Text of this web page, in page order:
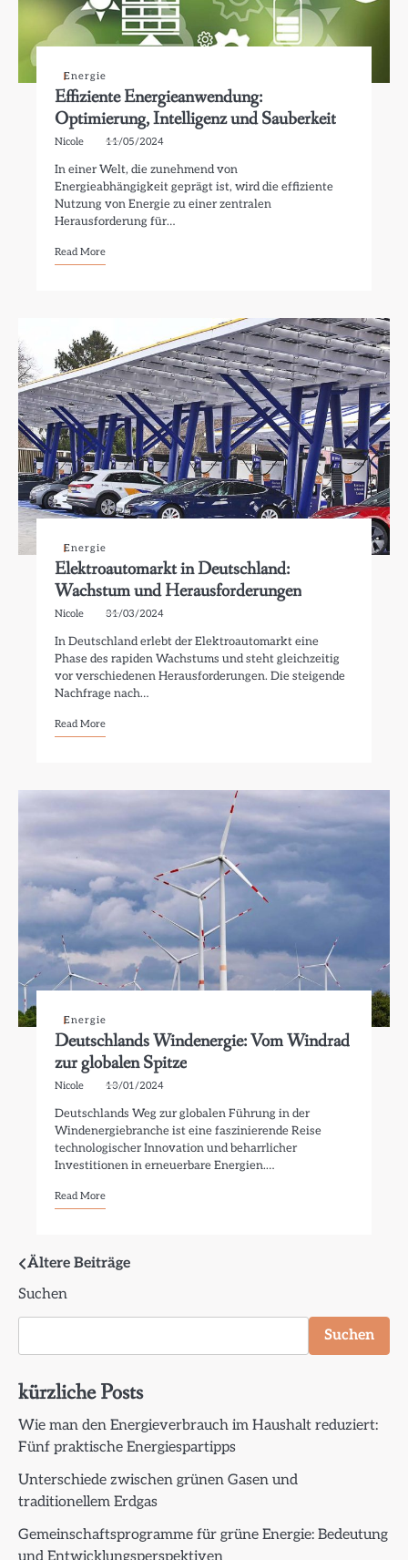
Energie
Effiziente Energieanwendung:
Optimierung, Intelligenz und Sauberkeit
Nicole 11/05/2024
In einer Welt, die zunehmend von
Energieabhängigkeit geprägt ist, wird die effiziente
Nutzung von Energie zu einer zentralen
Herausforderung für…
Read More
Energie
Elektroautomarkt in Deutschland:
Wachstum und Herausforderungen
Nicole 31/03/2024
In Deutschland erlebt der Elektroautomarkt eine
Phase des rapiden Wachstums und steht gleichzeitig
vor verschiedenen Herausforderungen. Die steigende
Nachfrage nach…
Read More
Energie
Deutschlands Windenergie: Vom Windrad
zur globalen Spitze
Nicole 13/01/2024
Deutschlands Weg zur globalen Führung in der
Windenergiebranche ist eine faszinierende Reise
technologischer Innovation und beharrlicher
Investitionen in erneuerbare Energien.…
Read More
Beitragsnavigation
Ältere Beiträge
Suchen
Suchen
kürzliche Posts
Wie man den Energieverbrauch im Haushalt reduziert:
Fünf praktische Energiespartipps
Unterschiede zwischen grünen Gasen und
traditionellem Erdgas
Gemeinschaftsprogramme für grüne Energie: Bedeutung